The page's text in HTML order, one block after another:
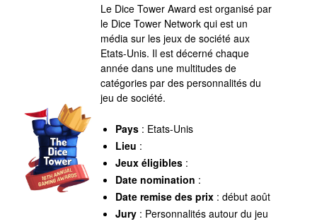
Le Dice Tower Award est organisé par
le Dice Tower Network qui est un
média sur les jeux de société aux
Etats-Unis. Il est décerné chaque
année dans une multitudes de
catégories par des personnalités du
jeu de société.
Pays : Etats-Unis
Lieu :
Jeux éligibles :
Date nomination :
Date remise des prix : début août
Jury : Personnalités autour du jeu